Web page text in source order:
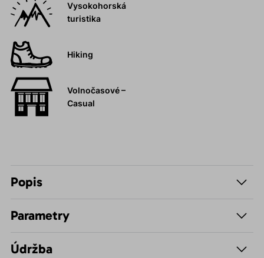
Vysokohorská
turistika
Hiking
Volnočasové –
Casual
Popis
Parametry
Údržba